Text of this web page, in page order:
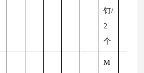
钉/
2
个
M